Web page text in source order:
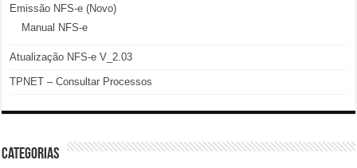
Emissão NFS-e (Novo)
Manual NFS-e
Atualização NFS-e V_2.03
TPNET – Consultar Processos
Categorias